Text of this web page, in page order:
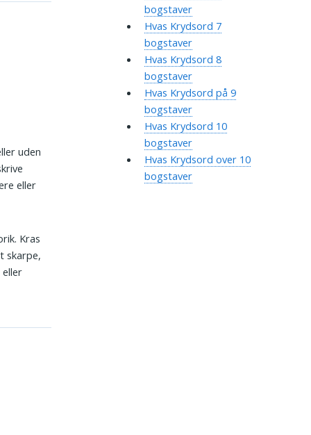
uden
eller
Kras
skarpe,
eller
bogstaver
Hvas Krydsord 7
bogstaver
Hvas Krydsord 8
bogstaver
Hvas Krydsord på 9
bogstaver
Hvas Krydsord 10
bogstaver
Hvas Krydsord over 10
bogstaver